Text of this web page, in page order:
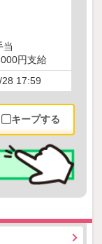
当
円支給
17:59
キープする